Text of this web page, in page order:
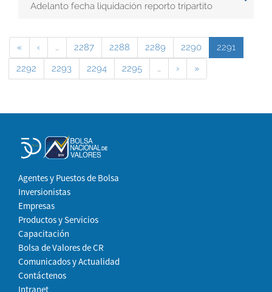
Adelanto fecha liquidación reporto tripartito
« ‹ … 2287 2288 2289 2290
2291
2292
2293 2294 2295 … › »
Agentes y Puestos de Bolsa
Inversionistas
Empresas
Productos y Servicios
Capacitación
Bolsa de Valores de CR
Comunicados y Actualidad
Contáctenos
Intranet